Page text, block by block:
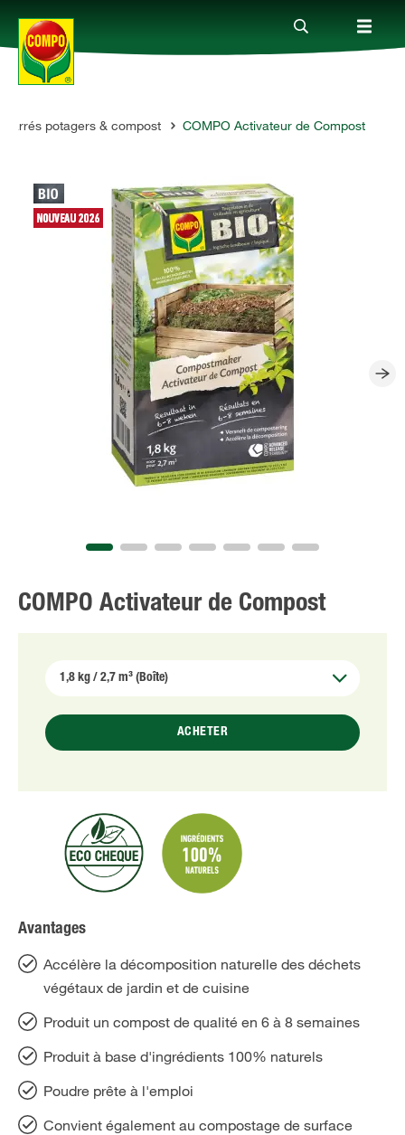
Produits
Conseil
Qui sommes-nous?
Carrés potagers & compost COMPO Activateur de Compost
COMPO Activateur de Compost
ACHETER
Avantages
Accélère la décomposition naturelle des déchets
végétaux de jardin et de cuisine
Produit un compost de qualité en 6 à 8 semaines
Produit à base d'ingrédients 100% naturels
Poudre prête à l'emploi
Convient également au compostage de surface